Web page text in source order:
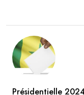
Présidentielle